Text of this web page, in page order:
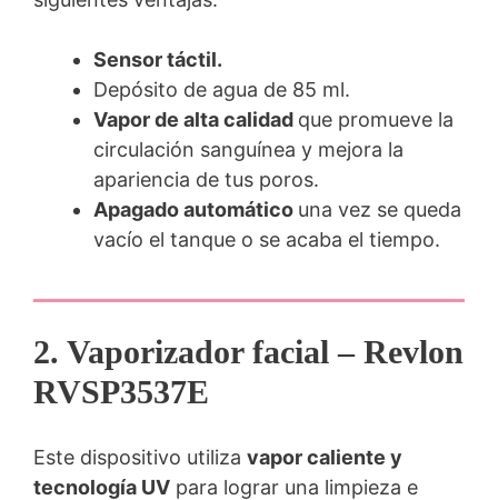
Sensor táctil.
Depósito de agua de 85 ml.
Vapor de alta calidad que promueve la
circulación sanguínea y mejora la
apariencia de tus poros.
Apagado automático una vez se queda
vacío el tanque o se acaba el tiempo.
2. Vaporizador facial – Revlon
RVSP3537E
Este dispositivo utiliza vapor caliente y
tecnología UV para lograr una limpieza e